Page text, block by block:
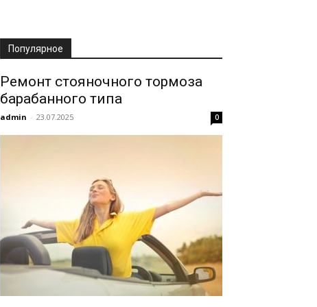
Популярное
Ремонт стояночного тормоза
барабанного типа
admin - 23.07.2025 0